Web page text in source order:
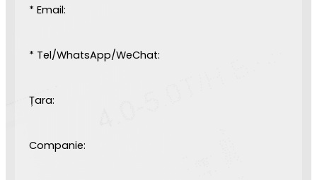
* Email:
* Tel/WhatsApp/WeChat:
Țara:
Companie: